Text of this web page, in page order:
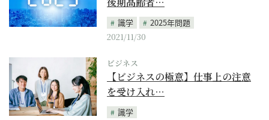
識学
2025年問題
2021/11/30
ビジネス
【ビジネスの極意】仕事上の注意
を受け入れ…
識学